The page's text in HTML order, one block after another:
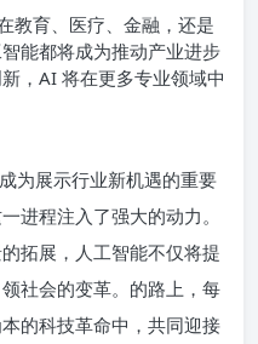
教育、医疗、金融，还是
能都将成为推动产业进步
，AI 将在更多专业领域中
为展示行业新机遇的重要
进程注入了强大的动力。
拓展，人工智能不仅将提
社会的变革。的路上，每
的科技革命中，共同迎接